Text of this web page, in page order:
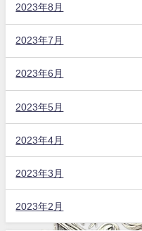
2023年8月
2023年7月
2023年6月
2023年5月
2023年4月
2023年3月
2023年2月